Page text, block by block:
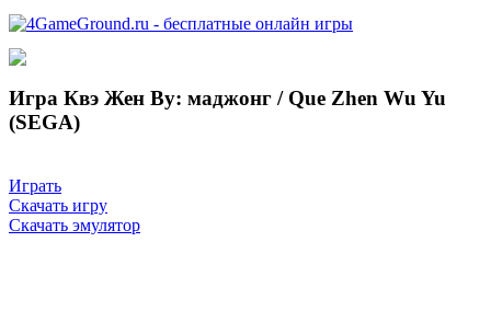
Игра Квэ Жен Ву: маджонг / Que Zhen Wu Yu
(SEGA)
Играть
Скачать игру
Скачать эмулятор